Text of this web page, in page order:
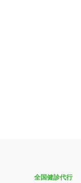
全国健診代行